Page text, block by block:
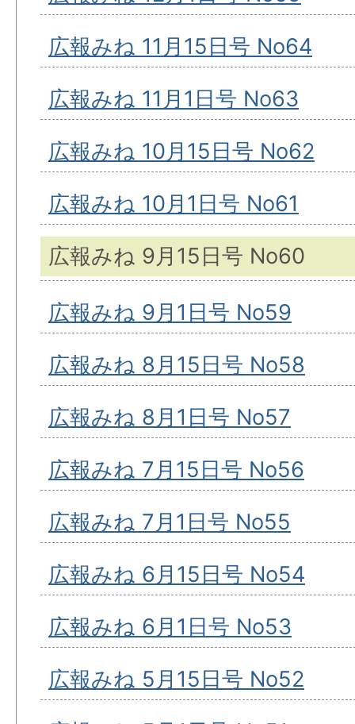
広報みね 11月15日号 No64
広報みね 11月1日号 No63
広報みね 10月15日号 No62
広報みね 10月1日号 No61
広報みね 9月15日号 No60
広報みね 9月1日号 No59
広報みね 8月15日号 No58
広報みね 8月1日号 No57
広報みね 7月15日号 No56
広報みね 7月1日号 No55
広報みね 6月15日号 No54
広報みね 6月1日号 No53
広報みね 5月15日号 No52